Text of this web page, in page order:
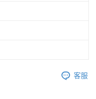
客服